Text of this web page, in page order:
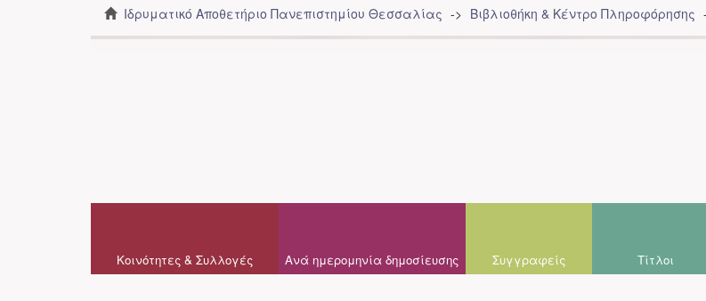
Ιδρυματικό Αποθετήριο Πανεπιστημίου Θεσσαλίας Βιβλιοθήκη & Κέντρο Πληροφόρησης
Κοινότητες & Συλλογές Ανά ημερομηνία δημοσίευσης Συγγραφείς Τίτλοι